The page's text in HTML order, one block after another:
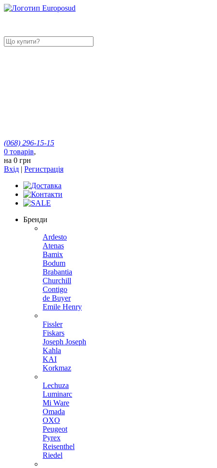
(068) 296-15-15
0 товарів,
на 0 грн
Вхід | Регистрація
Бренди
Ardesto
Atenas
Bamix
Bodum
Brabantia
Churchill
Contigo
de Buyer
Emile Henry
Fissler
Fiskars
Joseph Joseph
Kahla
KAI
Korkmaz
Lechuza
Luminarc
Mi Ware
Omada
OXO
Peugeot
Pyrex
Reisenthel
Riedel